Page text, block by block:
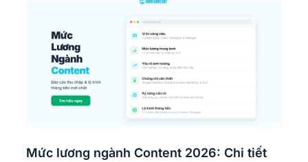
Mức lương ngành Content 2026: Chi tiết